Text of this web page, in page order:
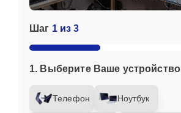
Шаг 1 из 3
1. Выберите Ваше устройство
Телефон Ноутбук